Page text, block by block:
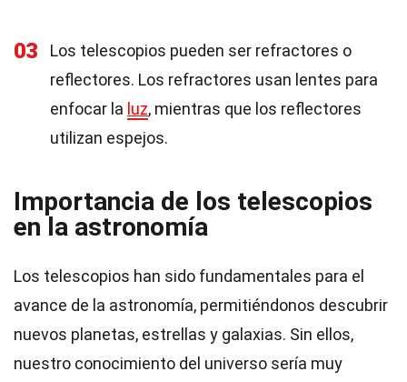
03
Los telescopios pueden ser refractores o
reflectores. Los refractores usan lentes para
enfocar la luz, mientras que los reflectores
utilizan espejos.
Importancia de los telescopios
en la astronomía
Los telescopios han sido fundamentales para el
avance de la astronomía, permitiéndonos descubrir
nuevos planetas, estrellas y galaxias. Sin ellos,
nuestro conocimiento del universo sería muy